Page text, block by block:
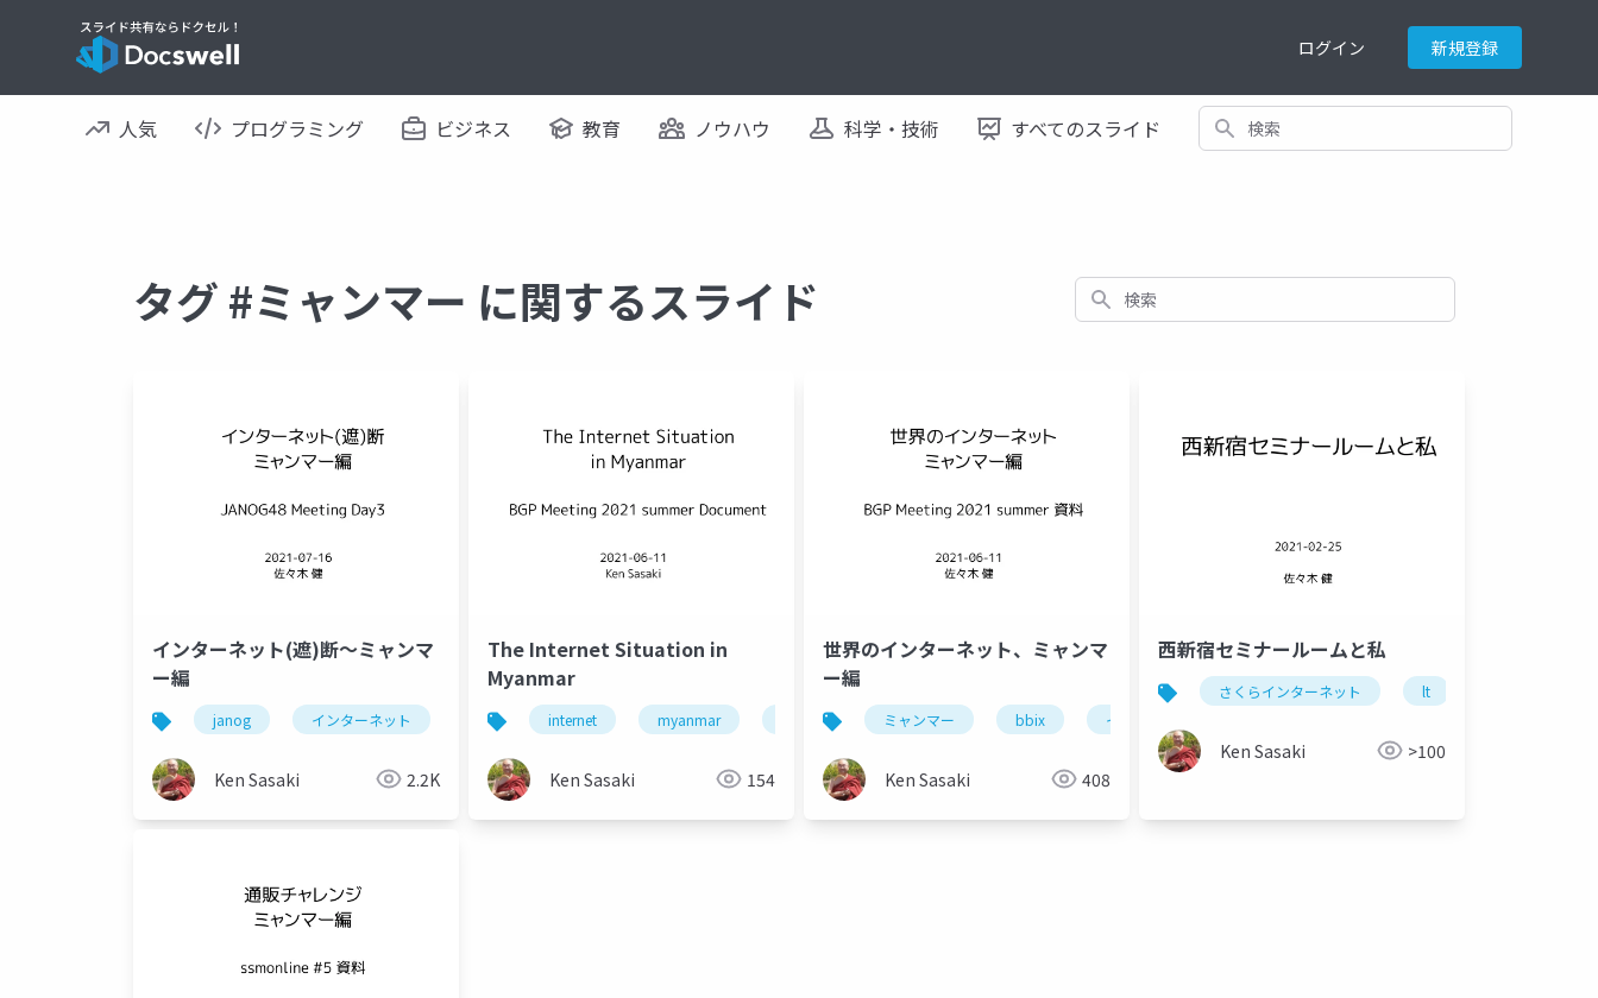
ログイン 新規登録
人気 プログラミング ビジネス 教育 ノウハウ 科学・技術 すべてのスライド 検索
タグ #ミャンマー に関するスライド 検索
インターネット(遮)断〜ミャンマ
ー編
janog インターネット internet ミャンマー クーデター
Ken Sasaki 2.2K
The Internet Situation in
Myanmar
internet myanmar
Ken Sasaki 154
世界のインターネット、ミャンマ
ー編
ミャンマー bbix インターネット
Ken Sasaki 408
西新宿セミナールームと私
さくらインターネット lt
Ken Sasaki >100